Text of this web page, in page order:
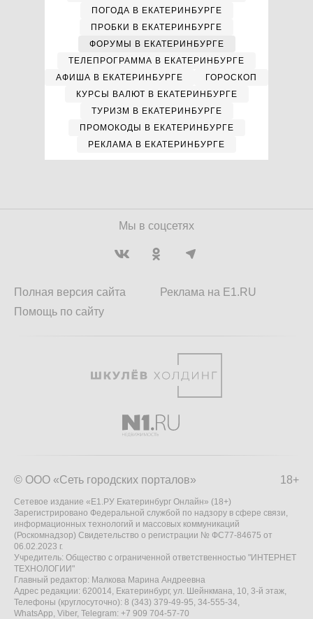
ПОГОДА В ЕКАТЕРИНБУРГЕ
ПРОБКИ В ЕКАТЕРИНБУРГЕ
ФОРУМЫ В ЕКАТЕРИНБУРГЕ
ТЕЛЕПРОГРАММА В ЕКАТЕРИНБУРГЕ
АФИША В ЕКАТЕРИНБУРГЕ
ГОРОСКОП
КУРСЫ ВАЛЮТ В ЕКАТЕРИНБУРГЕ
ТУРИЗМ В ЕКАТЕРИНБУРГЕ
ПРОМОКОДЫ В ЕКАТЕРИНБУРГЕ
РЕКЛАМА В ЕКАТЕРИНБУРГЕ
Мы в соцсетях
Полная версия сайта
Помощь по сайту
Реклама на E1.RU
18+
© ООО «Сеть городских порталов»
Сетевое издание «Е1.РУ Екатеринбург Онлайн» (18+)
Зарегистрировано Федеральной службой по надзору в сфере связи,
информационных технологий и массовых коммуникаций
(Роскомнадзор) Свидетельство о регистрации № ФС77-84675 от
06.02.2023 г.
Учредитель: Общество с ограниченной ответственностью "ИНТЕРНЕТ
ТЕХНОЛОГИИ"
Главный редактор: Малкова Марина Андреевна
Адрес редакции: 620014, Екатеринбург, ул. Шейнкмана, 10, 3-й этаж,
Телефоны (круглосуточно): 8 (343) 379-49-95, 34-555-34,
WhatsApp, Viber, Telegram: +7 909 704-57-70